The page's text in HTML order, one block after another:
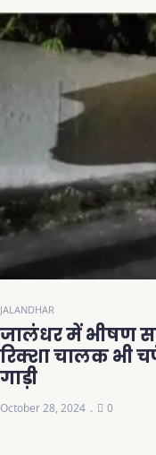
JALANDHAR
जालंधर में भीषण
रिक्शा चालक भी
गाड़ी
October 28, 2024 0